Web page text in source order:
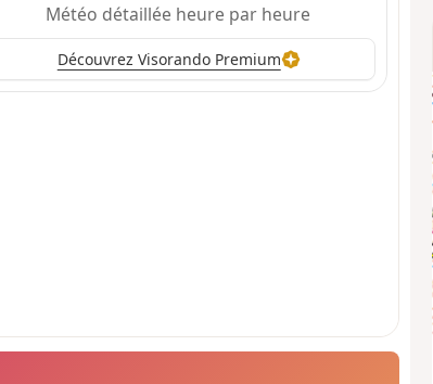
Météo détaillée heure par heure
Découvrez Visorando Premium